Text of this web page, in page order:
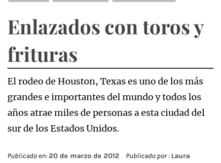
Enlazados con toros y
frituras
El rodeo de Houston, Texas es uno de los más
grandes e importantes del mundo y todos los
años atrae miles de personas a esta ciudad del
sur de los Estados Unidos.
Publicado en:20 de marzo de 2012 Publicado por : Laura